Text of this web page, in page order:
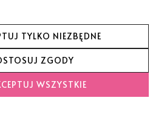
89,00 zł
krem anti-age
TYLKO NIEZBĘDNE
ZGODY
WSZYSTKIE